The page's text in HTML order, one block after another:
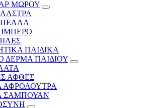
ΜΩΡΟΥ
ΠΑΙΔΙΚΑ
ΔΕΡΜΑ ΠΑΙΔΙΟΥ
ΑΦΘΕΣ
ΑΦΡΟΛΟΥΤΡΑ
ΣΑΜΠΟΥΑΝ